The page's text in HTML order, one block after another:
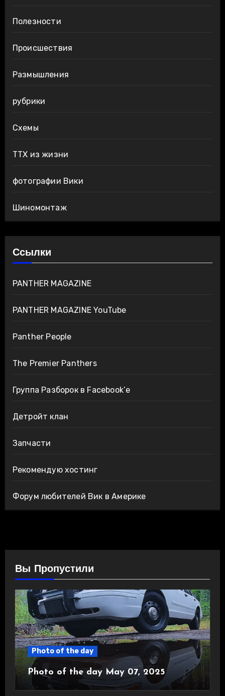
Полезности
Происшествия
Размышления
рубрики
Схемы
ТТХ из жизни
фотографии Вики
Шиномонтаж
Ссылки
PANTHER MAGAZINE
PANTHER MAGAZINE YouTube
Panther People
The Premier Panthers
Группа Разборок в Facebook’е
Детройт клан
Запчасти
Рекомендую хостинг
Форум любителей Вик в Америке
Вы Пропустили
Photo of the day
Photo of the day May 07, 2025